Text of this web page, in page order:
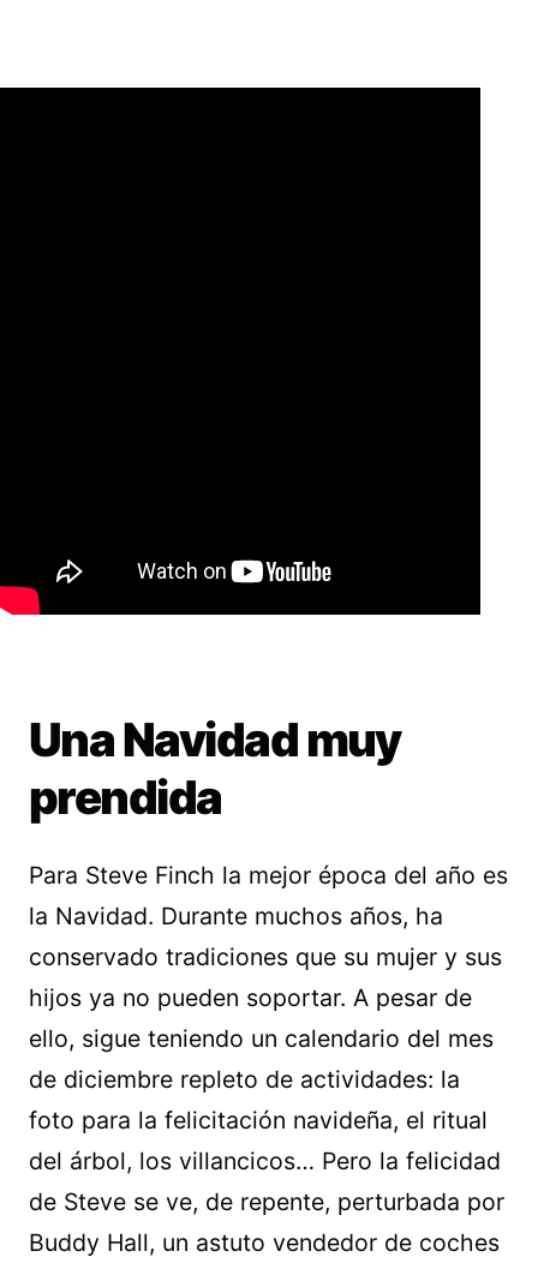
Una Navidad muy
prendida
Para Steve Finch la mejor época del año es
la Navidad. Durante muchos años, ha
conservado tradiciones que su mujer y sus
hijos ya no pueden soportar. A pesar de
ello, sigue teniendo un calendario del mes
de diciembre repleto de actividades: la
foto para la felicitación navideña, el ritual
del árbol, los villancicos… Pero la felicidad
de Steve se ve, de repente, perturbada por
Buddy Hall, un astuto vendedor de coches